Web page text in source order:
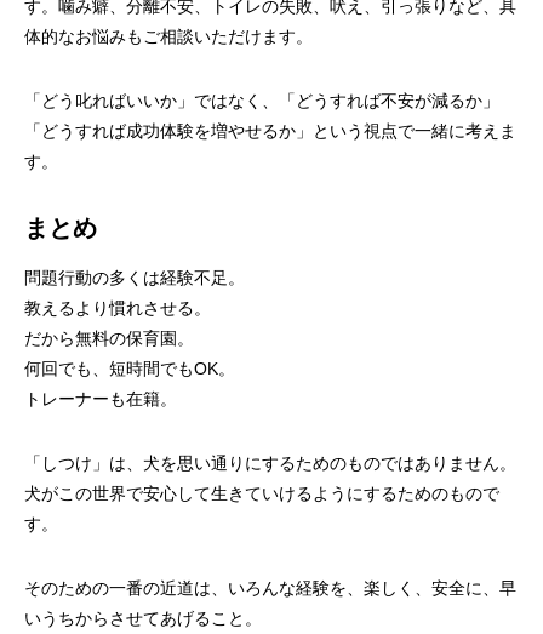
す。噛み癖、分離不安、トイレの失敗、吠え、引っ張りなど、具
体的なお悩みもご相談いただけます。
「どう叱ればいいか」ではなく、「どうすれば不安が減るか」
「どうすれば成功体験を増やせるか」という視点で一緒に考えま
す。
まとめ
問題行動の多くは経験不足。
教えるより慣れさせる。
だから無料の保育園。
何回でも、短時間でもOK。
トレーナーも在籍。
「しつけ」は、犬を思い通りにするためのものではありません。
犬がこの世界で安心して生きていけるようにするためのもので
す。
そのための一番の近道は、いろんな経験を、楽しく、安全に、早
いうちからさせてあげること。